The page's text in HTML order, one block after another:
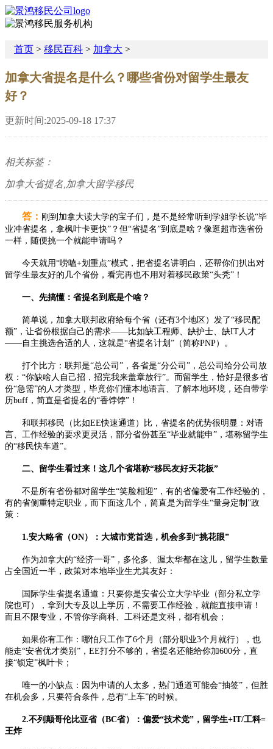
首页 > 移民百科 > 加拿大 >
加拿大省提名是什么？哪些省份对留学生最友
好？
更新时间:2025-09-18 17:37
相关标签：
加拿大省提名,加拿大留学移民
答： 刚到加拿大读大学的宝子们，是不是经常听到学姐学长说“毕
业冲省提名，拿枫叶卡更快”？但“省提名”到底是啥？像逛超市选省份
一样，随便挑一个就能申请吗？​
今天就用“唠嗑+划重点”模式，把省提名讲明白，还帮你们扒出对
留学生最友好的几个省份，看完再也不用对着移民政策“头秃”！​
一、先搞懂：省提名到底是个啥？​
简单说，加拿大联邦政府给每个省（还有3个地区）发了“移民配
额”，让省份根据自己的需求——比如缺工程师、缺护士、缺IT人才
——自主挑选合适的人，这就是“省提名计划”（简称PNP）。​
打个比方：联邦是“总公司”，各省是“分公司”，总公司给分公司放
权：“你缺啥人自己招，招完我来盖章放行”。而留学生，恰好是很多省
份“急需”的人才类型，毕竟你们懂本地语言、了解本地环境，还自带学
历buff，简直是省提名的“香饽饽”！​
和联邦移民（比如EE快速通道）比，省提名的优势很明显：对语
言、工作经验的要求更灵活，部分省份甚至“毕业就能申”，堪称留学生
的“移民快车道”。​
二、留学生看过来！这几个省堪称“移民友好天花板”​
不是所有省份都对留学生“笑脸相迎”，有的省偏爱有工作经验的，
有的省侧重特定职业，而下面这几个，简直是为留学生“量身定制”政
策：​
1.安大略省（ON）：大城市党首选，机会多到“挑花眼”​
作为加拿大的“经济一哥”，多伦多、渥太华都在这儿，留学生数量
占全国近一半，政策对本地毕业生尤其友好：​
国际学生省提名通道：只要你是安省公立大学毕业（部分私立学
院也可），拿到大专及以上学历，不需要工作经验，就能直接申请！
而且不限专业，不管你学商科、工科还是文科，都有机会；​
如果你有工作：哪怕只工作了6个月（部分职业3个月就行），也
能走“安省优才类别”，EE打分不够的，省提名还能给你加600分，直
接“锁定”枫叶卡；​
唯一的小缺点：因为申请的人太多，热门通道可能会“抽签”，但胜
在机会多，只要符合条件，总有“上车”的时候。​
2.不列颠哥伦比亚省（BC省）：偏爱“技术党”，留学生+IT/工科=
王炸​